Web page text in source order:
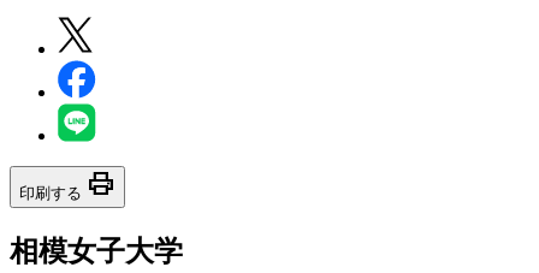
印刷する print
相模女子大学